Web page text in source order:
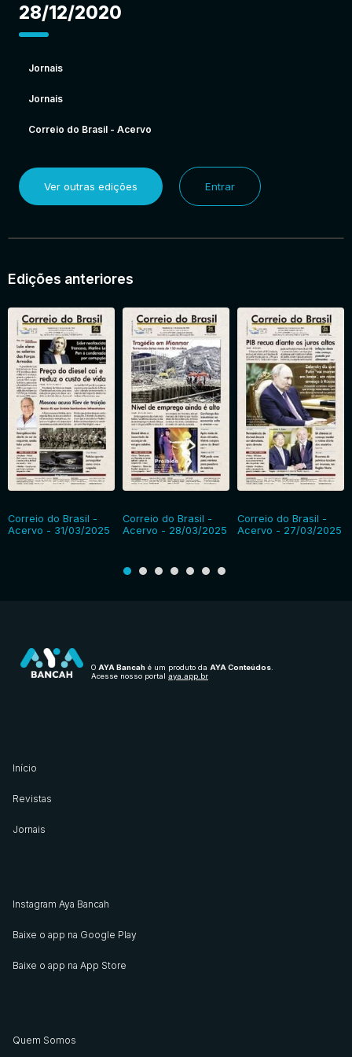
28/12/2020
Jornais
Jornais
Correio do Brasil - Acervo
Ver outras edições Entrar
Edições anteriores
Correio do Brasil -
Acervo - 31/03/2025
Correio do Brasil -
Acervo - 28/03/2025
Correio do Brasil -
Acervo - 27/03/2025
O AYA Bancah é um produto da AYA Conteúdos
Acesse nosso portal aya.app.br
Início
Revistas
Jornais
Instagram Aya Bancah
Baixe o app na Google Play
Baixe o app na App Store
Quem Somos